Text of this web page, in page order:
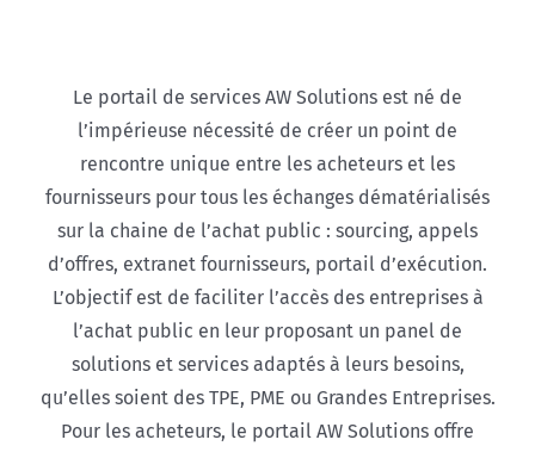
Le portail de services AW Solutions est né de
l’impérieuse nécessité de créer un point de
rencontre unique entre les acheteurs et les
fournisseurs pour tous les échanges dématérialisés
sur la chaine de l’achat public : sourcing, appels
d’offres, extranet fournisseurs, portail d’exécution.
L’objectif est de faciliter l’accès des entreprises à
l’achat public en leur proposant un panel de
solutions et services adaptés à leurs besoins,
qu’elles soient des TPE, PME ou Grandes Entreprises.
Pour les acheteurs, le portail AW Solutions offre